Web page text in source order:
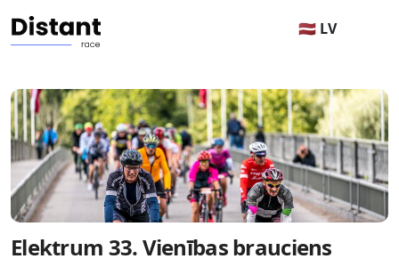
🇱🇻 LV
Elektrum 33. Vienības brauciens